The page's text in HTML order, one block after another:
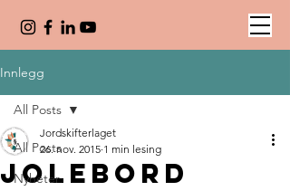
Innlegg
All Posts
Nyheter
All Posts
Jolebord
Jordskifterlaget
26. nov. 2015 1 min lesing